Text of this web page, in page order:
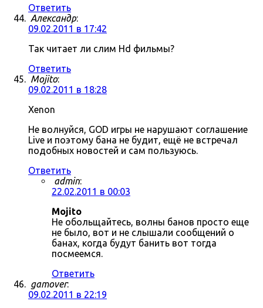
Ответить
Александр:
09.02.2011 в 17:42
Так читает ли слим Hd фильмы?
Ответить
Mojito:
09.02.2011 в 18:28
Xenon
Не волнуйся, GOD игры не нарушают соглашение
Live и поэтому бана не будит, ещё не встречал
подобных новостей и сам пользуюсь.
Ответить
admin:
22.02.2011 в 00:03
Mojito
Не обольщайтесь, волны банов просто еще
не было, вот и не слышали сообщений о
банах, когда будут банить вот тогда
посмеемся.
Ответить
gamover:
09.02.2011 в 22:19